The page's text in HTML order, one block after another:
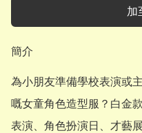
加
簡介
為小朋友準備學校表演或
嘅女童角色造型服？白金
表演、角色扮演日、才藝